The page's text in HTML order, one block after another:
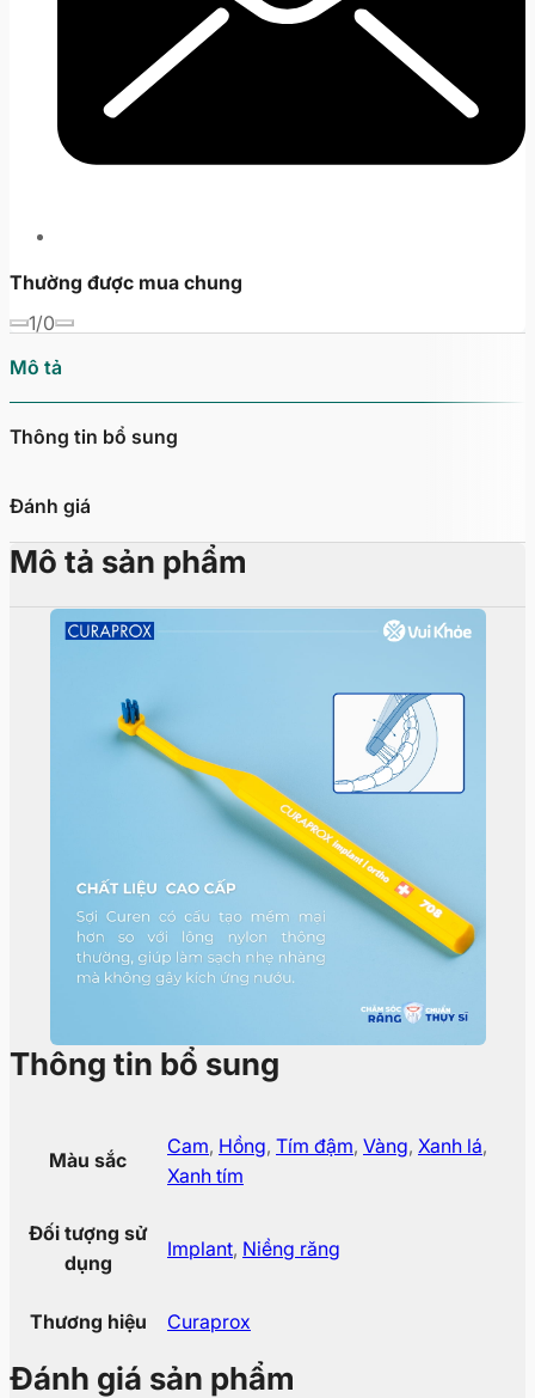
Thường được mua chung
1/0
Mô tả
Thông tin bổ sung
Đánh giá
Mô tả sản phẩm
Thông tin bổ sung
Màu sắc
Cam, Hồng, Tím đậm, Vàng, Xanh lá,
Xanh tím
Đối tượng sử
dụng
Implant, Niềng răng
Thương hiệu Curaprox
Đánh giá sản phẩm